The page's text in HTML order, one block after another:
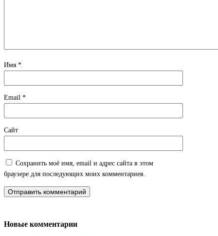
Имя *
Email *
Сайт
Сохранить моё имя, email и адрес сайта в этом
браузере для последующих моих комментариев.
Новые комментарии